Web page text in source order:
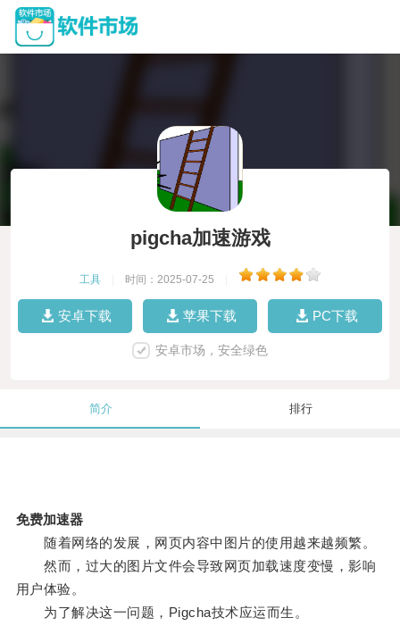
pigcha加速游戏
工具 时间：2025-07-25
安卓下载 苹果下载 PC下载
安卓市场，安全绿色
简介 排行
免费加速器
随着网络的发展，网页内容中图片的使用越来越频繁。
然而，过大的图片文件会导致网页加载速度变慢，影响
用户体验。
为了解决这一问题，Pigcha技术应运而生。